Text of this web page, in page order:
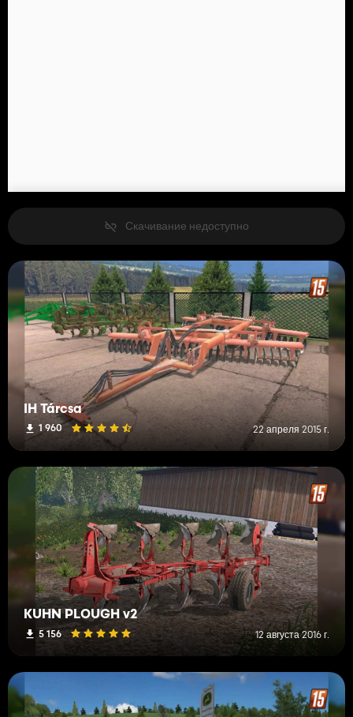
Скачивание недоступно
IH Tárcsa
1 960 22 апреля 2015 г.
KUHN PLOUGH v2
5 156 12 августа 2016 г.